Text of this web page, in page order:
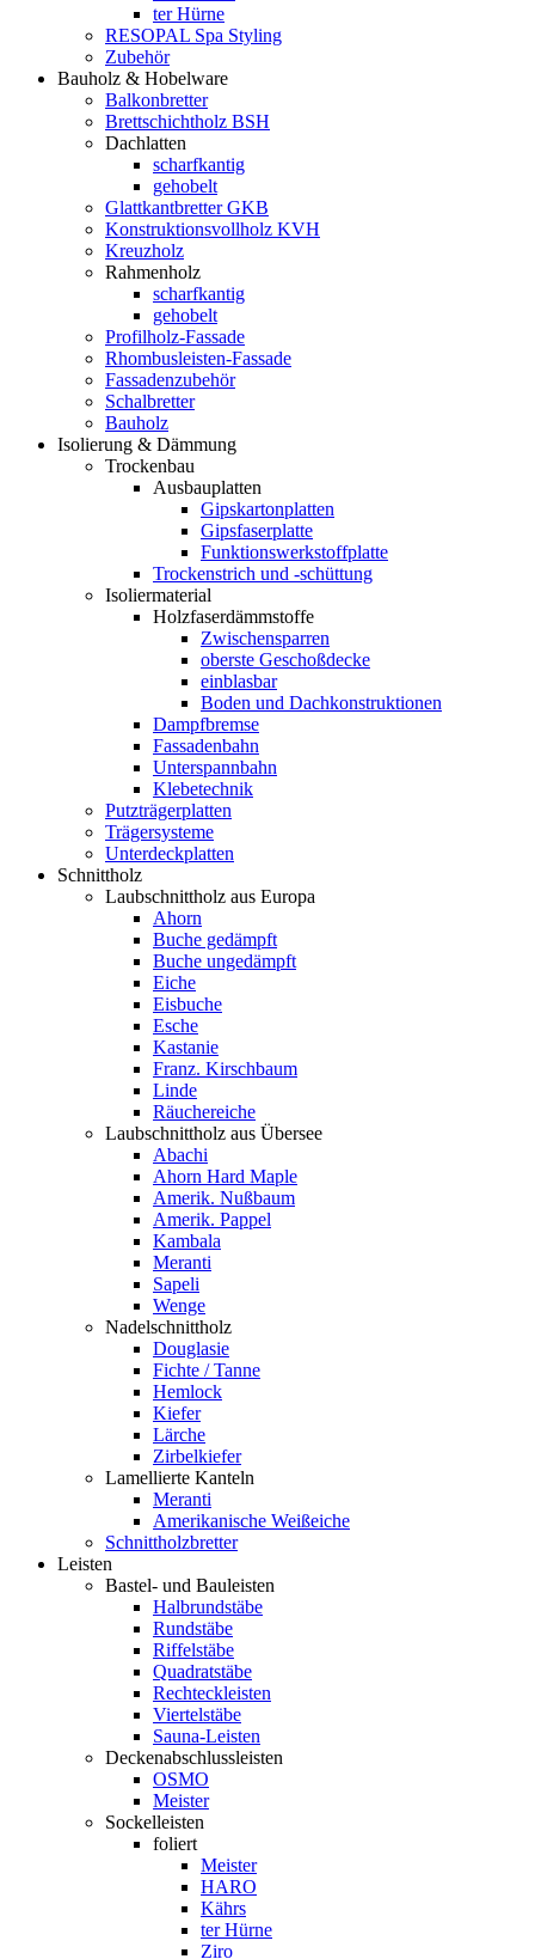
ter Hürne
RESOPAL Spa Styling
Zubehör
Bauholz & Hobelware
Balkonbretter
Brettschichtholz BSH
Dachlatten
scharfkantig
gehobelt
Glattkantbretter GKB
Konstruktionsvollholz KVH
Kreuzholz
Rahmenholz
scharfkantig
gehobelt
Profilholz-Fassade
Rhombusleisten-Fassade
Fassadenzubehör
Schalbretter
Bauholz
Isolierung & Dämmung
Trockenbau
Ausbauplatten
Gipskartonplatten
Gipsfaserplatte
Funktionswerkstoffplatte
Trockenstrich und -schüttung
Isoliermaterial
Holzfaserdämmstoffe
Zwischensparren
oberste Geschoßdecke
einblasbar
Boden und Dachkonstruktionen
Dampfbremse
Fassadenbahn
Unterspannbahn
Klebetechnik
Putzträgerplatten
Trägersysteme
Unterdeckplatten
Schnittholz
Laubschnittholz aus Europa
Ahorn
Buche gedämpft
Buche ungedämpft
Eiche
Eisbuche
Esche
Kastanie
Franz. Kirschbaum
Linde
Räuchereiche
Laubschnittholz aus Übersee
Abachi
Ahorn Hard Maple
Amerik. Nußbaum
Amerik. Pappel
Kambala
Meranti
Sapeli
Wenge
Nadelschnittholz
Douglasie
Fichte / Tanne
Hemlock
Kiefer
Lärche
Zirbelkiefer
Lamellierte Kanteln
Meranti
Amerikanische Weißeiche
Schnittholzbretter
Leisten
Bastel- und Bauleisten
Halbrundstäbe
Rundstäbe
Riffelstäbe
Quadratstäbe
Rechteckleisten
Viertelstäbe
Sauna-Leisten
Deckenabschlussleisten
OSMO
Meister
Sockelleisten
foliert
Meister
HARO
Kährs
ter Hürne
Ziro